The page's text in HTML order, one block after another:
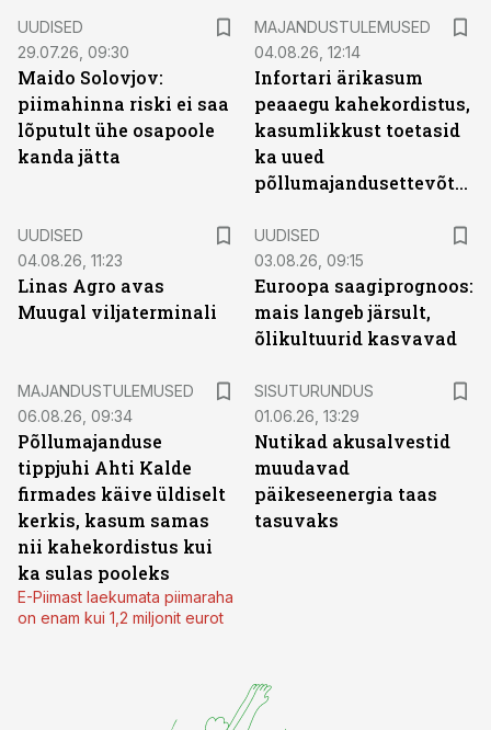
UUDISED
29.07.26, 09:30
Maido Solovjov:
piimahinna riski ei saa
lõputult ühe osapoole
kanda jätta
MAJANDUSTULEMUSED
04.08.26, 12:14
Infortari ärikasum
peaaegu kahekordistus,
kasumlikkust toetasid
ka uued
põllumajandusettevõtted
UUDISED
04.08.26, 11:23
Linas Agro avas
Muugal viljaterminali
UUDISED
03.08.26, 09:15
Euroopa saagiprognoos:
mais langeb järsult,
õlikultuurid kasvavad
MAJANDUSTULEMUSED
06.08.26, 09:34
Põllumajanduse
tippjuhi Ahti Kalde
firmades käive üldiselt
kerkis, kasum samas
nii kahekordistus kui
ka sulas pooleks
E-Piimast laekumata piimaraha
on enam kui 1,2 miljonit eurot
SISUTURUNDUS
01.06.26, 13:29
Nutikad akusalvestid
muudavad
päikeseenergia taas
tasuvaks